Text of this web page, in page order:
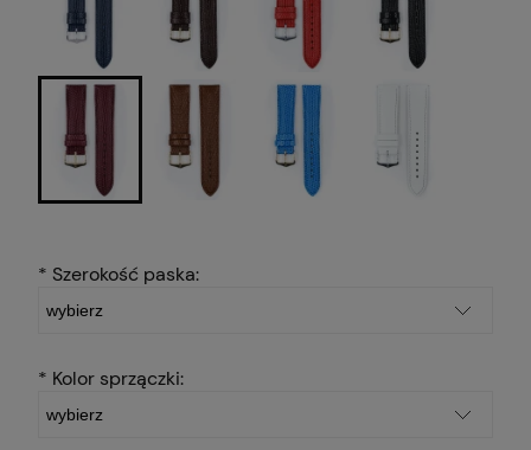
* Szerokość paska:
* Kolor sprzączki: